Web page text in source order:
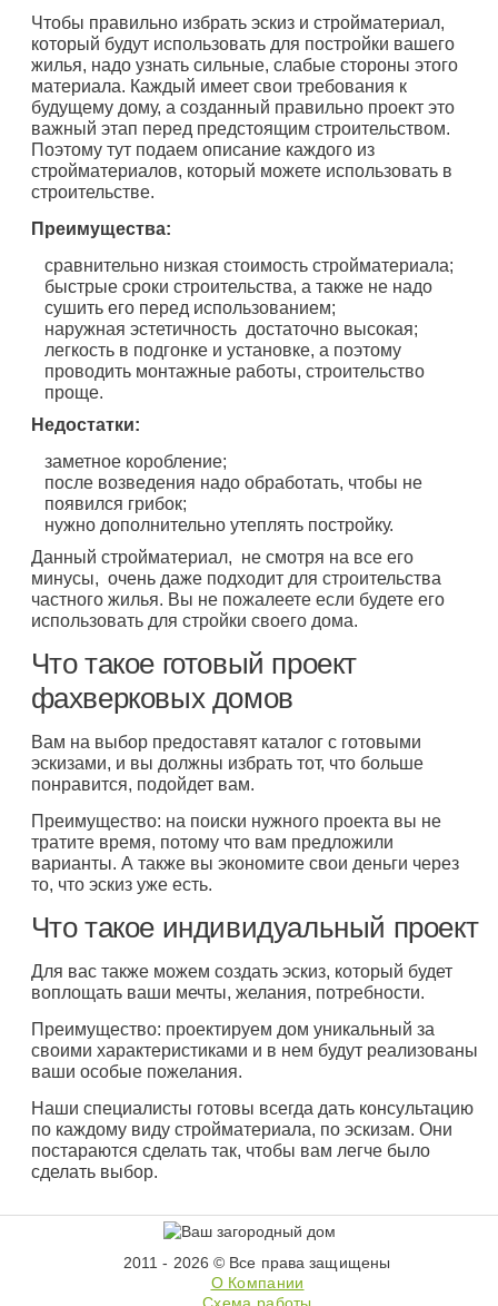
Чтобы правильно избрать эскиз и стройматериал,
который будут использовать для постройки вашего
жилья, надо узнать сильные, слабые стороны этого
материала. Каждый имеет свои требования к
будущему дому, а созданный правильно проект это
важный этап перед предстоящим строительством.
Поэтому тут подаем описание каждого из
стройматериалов, который можете использовать в
строительстве.
Преимущества:
сравнительно низкая стоимость стройматериала;
быстрые сроки строительства, а также не надо
сушить его перед использованием;
наружная эстетичность достаточно высокая;
легкость в подгонке и установке, а поэтому
проводить монтажные работы, строительство
проще.
Недостатки:
заметное коробление;
после возведения надо обработать, чтобы не
появился грибок;
нужно дополнительно утеплять постройку.
Данный стройматериал, не смотря на все его
минусы, очень даже подходит для строительства
частного жилья. Вы не пожалеете если будете его
использовать для стройки своего дома.
Что такое готовый проект
фахверковых домов
Вам на выбор предоставят каталог с готовыми
эскизами, и вы должны избрать тот, что больше
понравится, подойдет вам.
Преимущество: на поиски нужного проекта вы не
тратите время, потому что вам предложили
варианты. А также вы экономите свои деньги через
то, что эскиз уже есть.
Что такое индивидуальный проект
Для вас также можем создать эскиз, который будет
воплощать ваши мечты, желания, потребности.
Преимущество: проектируем дом уникальный за
своими характеристиками и в нем будут реализованы
ваши особые пожелания.
Наши специалисты готовы всегда дать консультацию
по каждому виду стройматериала, по эскизам. Они
постараются сделать так, чтобы вам легче было
сделать выбор.
2011 - 2026 © Все права защищены
О Компании